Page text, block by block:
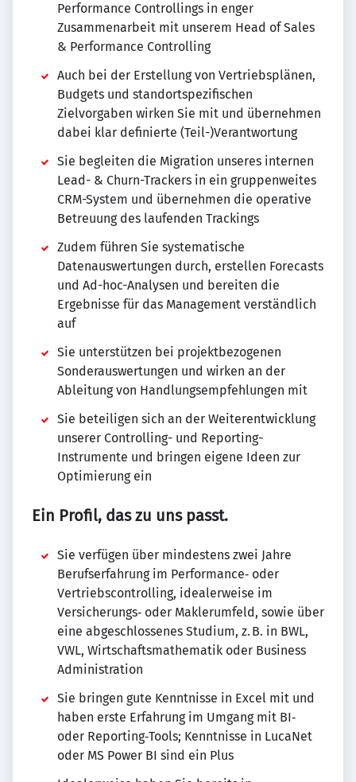
Performance Controllings in enger
Zusammenarbeit mit unserem Head of Sales
& Performance Controlling
Auch bei der Erstellung von Vertriebsplänen,
Budgets und standortspezifischen
Zielvorgaben wirken Sie mit und übernehmen
dabei klar definierte (Teil-)Verantwortung
Sie begleiten die Migration unseres internen
Lead- & Churn-Trackers in ein gruppenweites
CRM-System und übernehmen die operative
Betreuung des laufenden Trackings
Zudem führen Sie systematische
Datenauswertungen durch, erstellen Forecasts
und Ad-hoc-Analysen und bereiten die
Ergebnisse für das Management verständlich
auf
Sie unterstützen bei projektbezogenen
Sonderauswertungen und wirken an der
Ableitung von Handlungsempfehlungen mit
Sie beteiligen sich an der Weiterentwicklung
unserer Controlling- und Reporting-
Instrumente und bringen eigene Ideen zur
Optimierung ein
Ein Profil, das zu uns passt.
Sie verfügen über mindestens zwei Jahre
Berufserfahrung im Performance‑ oder
Vertriebscontrolling, idealerweise im
Versicherungs‑ oder Maklerumfeld, sowie über
eine abgeschlossenes Studium, z. B. in BWL,
VWL, Wirtschaftsmathematik oder Business
Administration
Sie bringen gute Kenntnisse in Excel mit und
haben erste Erfahrung im Umgang mit BI‑
oder Reporting‑Tools; Kenntnisse in LucaNet
oder MS Power BI sind ein Plus